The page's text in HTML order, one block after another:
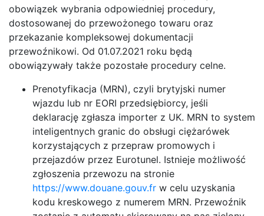
obowiązek wybrania odpowiedniej procedury,
dostosowanej do przewożonego towaru oraz
przekazanie kompleksowej dokumentacji
przewoźnikowi. Od 01.07.2021 roku będą
obowiązywały także pozostałe procedury celne.
Prenotyfikacja (MRN), czyli brytyjski numer
wjazdu lub nr EORI przedsiębiorcy, jeśli
deklarację zgłasza importer z UK. MRN to system
inteligentnych granic do obsługi ciężarówek
korzystających z przepraw promowych i
przejazdów przez Eurotunel. Istnieje możliwość
zgłoszenia przewozu na stronie
https://www.douane.gouv.fr w celu uzyskania
kodu kreskowego z numerem MRN. Przewoźnik